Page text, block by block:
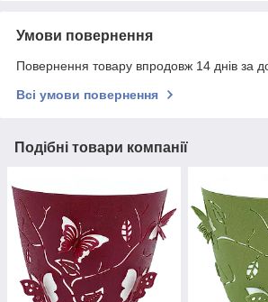
Умови повернення
Повернення товару впродовж 14 днів за
Всі умови повернення
Подібні товари компанії